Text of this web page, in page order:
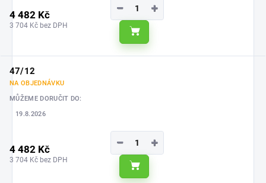
4 482 Kč
3 704 Kč bez DPH
+
−
Do košíku
47/12
NA OBJEDNÁVKU
MŮŽEME DORUČIT DO:
19.8.2026
4 482 Kč
3 704 Kč bez DPH
+
−
Do košíku